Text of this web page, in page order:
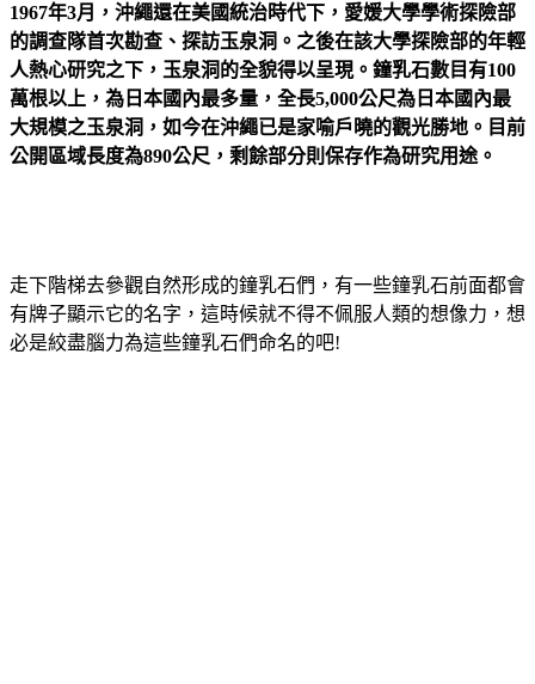
1967年3月，沖繩還在美國統治時代下，愛媛大學學術探險部
的調查隊首次勘查、探訪玉泉洞。之後在該大學探險部的年輕
人熱心研究之下，玉泉洞的全貌得以呈現。鐘乳石數目有100
萬根以上，為日本國內最多量，全長5,000公尺為日本國內最
大規模之玉泉洞，如今在沖繩已是家喻戶曉的觀光勝地。目前
公開區域長度為890公尺，剩餘部分則保存作為研究用途。
走下階梯去參觀自然形成的鐘乳石們，有一些鐘乳石前面都會
有牌子顯示它的名字，這時候就不得不佩服人類的想像力，想
必是絞盡腦力為這些鐘乳石們命名的吧!